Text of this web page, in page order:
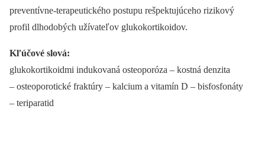
preventívne-terapeutického postupu rešpektujúceho rizikový
profil dlhodobých užívateľov glukokortikoidov.
Kľúčové slová:
glukokortikoidmi indukovaná osteoporóza –⁠ kostná denzita
–⁠ osteoporotické fraktúry –⁠ kalcium a vitamín D –⁠ bisfosfonáty
–⁠ teriparatid